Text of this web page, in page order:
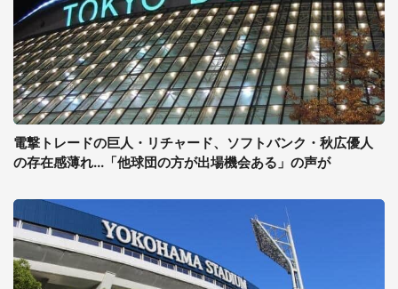
電撃トレードの巨人・リチャード、ソフトバンク・秋広優人
の存在感薄れ...「他球団の方が出場機会ある」の声が